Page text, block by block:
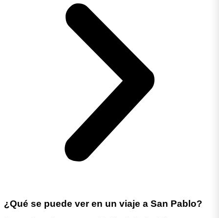
¿Qué se puede ver en un viaje a San Pablo?